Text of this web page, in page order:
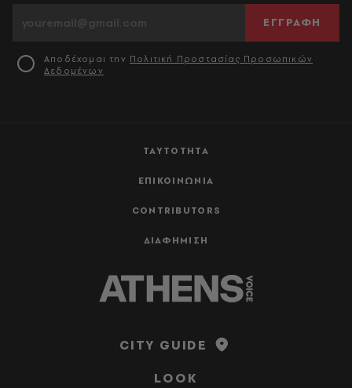
ΤΑΥΤΟΤΗΤΑ
ΕΠΙΚΟΙΝΩΝΙΑ
CONTRIBUTORS
ΔΙΑΦΗΜΙΣΗ
ΕΓΓΡΑΦΗ
Αποδέχομαι την Πολιτική Προστασίας Προσωπικών
Δεδομένων
CITY GUIDE
LOOK